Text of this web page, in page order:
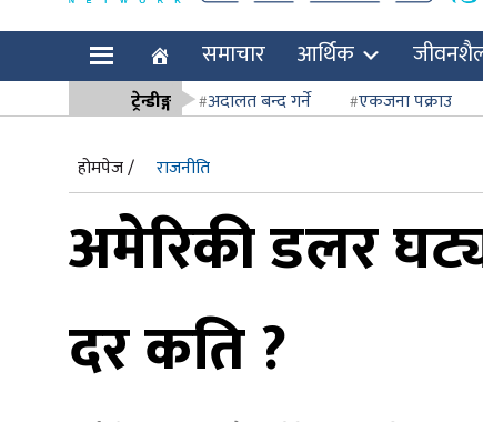
समाचार आर्थिक
ट्रेन्डीङ्ग अदालत बन्द गर्ने एकजना पक्राउ
होमपेज /
राजनीति
अमेरिकी डलर
दर कति ?